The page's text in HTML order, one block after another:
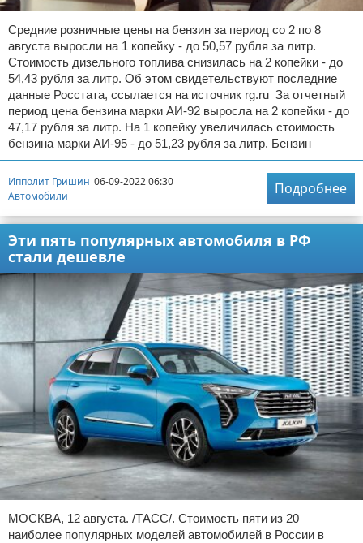
Средние розничные цены на бензин за период со 2 по 8
августа выросли на 1 копейку - до 50,57 рубля за литр.
Стоимость дизельного топлива снизилась на 2 копейки - до
54,43 рубля за литр. Об этом свидетельствуют последние
данные Росстата, ссылается на источник rg.ru За отчетный
период цена бензина марки АИ-92 выросла на 2 копейки - до
47,17 рубля за литр. На 1 копейку увеличилась стоимость
бензина марки АИ-95 - до 51,23 рубля за литр. Бензин
Ипполит Гришин 06-09-2022 06:30
Автомобили
Подробнее
Эти пять популярных автомобиля в РФ
стали дешевле
МОСКВА, 12 августа. /ТАСС/. Стоимость пяти из 20
наиболее популярных моделей автомобилей в России в